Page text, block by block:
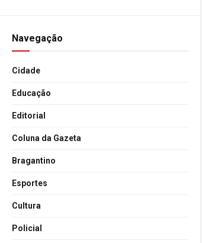
Navegação
Cidade
Educação
Editorial
Coluna da Gazeta
Bragantino
Esportes
Cultura
Policial